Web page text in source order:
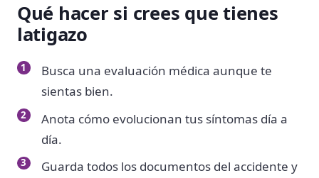
Qué hacer si crees que tienes
latigazo
Busca una evaluación médica aunque te
sientas bien.
Anota cómo evolucionan tus síntomas día a
día.
Guarda todos los documentos del accidente y